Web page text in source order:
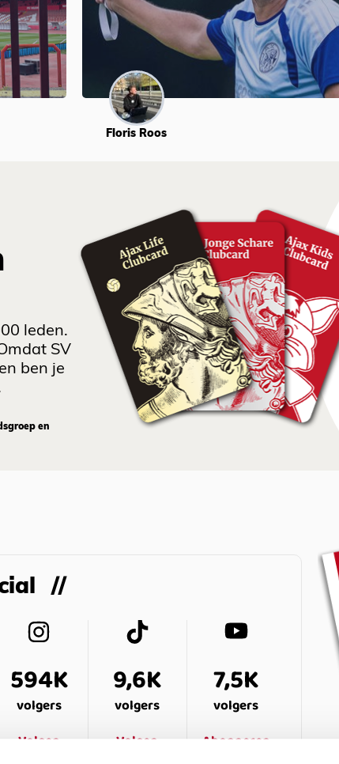
Floris Roos
leden.
SV
ben je
en
594K
volgers
Volgen
9,6K
volgers
Volgen
7,5K
volgers
Abonneren